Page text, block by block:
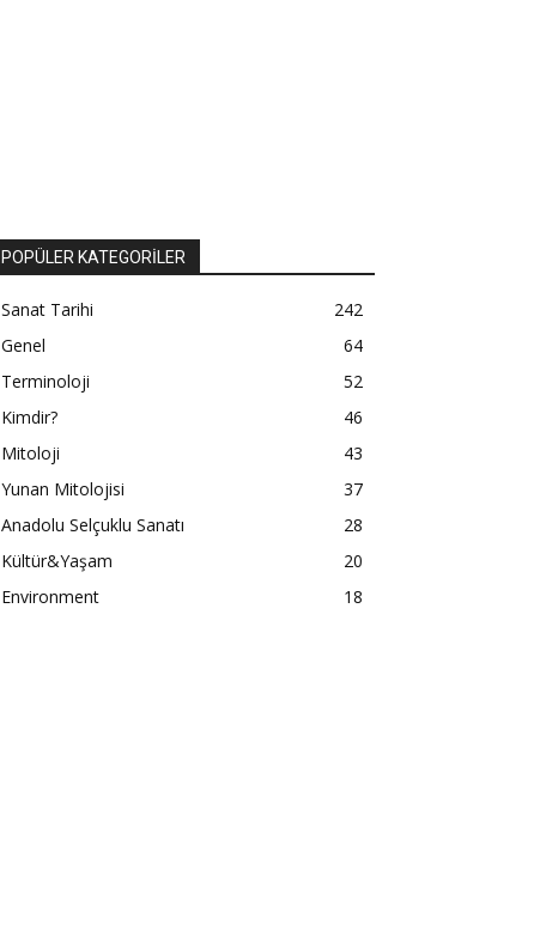
POPÜLER KATEGORİLER
Sanat Tarihi
242
Genel
64
Terminoloji
52
Kimdir?
46
Mitoloji
43
Yunan Mitolojisi
37
Anadolu Selçuklu Sanatı
28
Kültür&Yaşam
20
Environment
18